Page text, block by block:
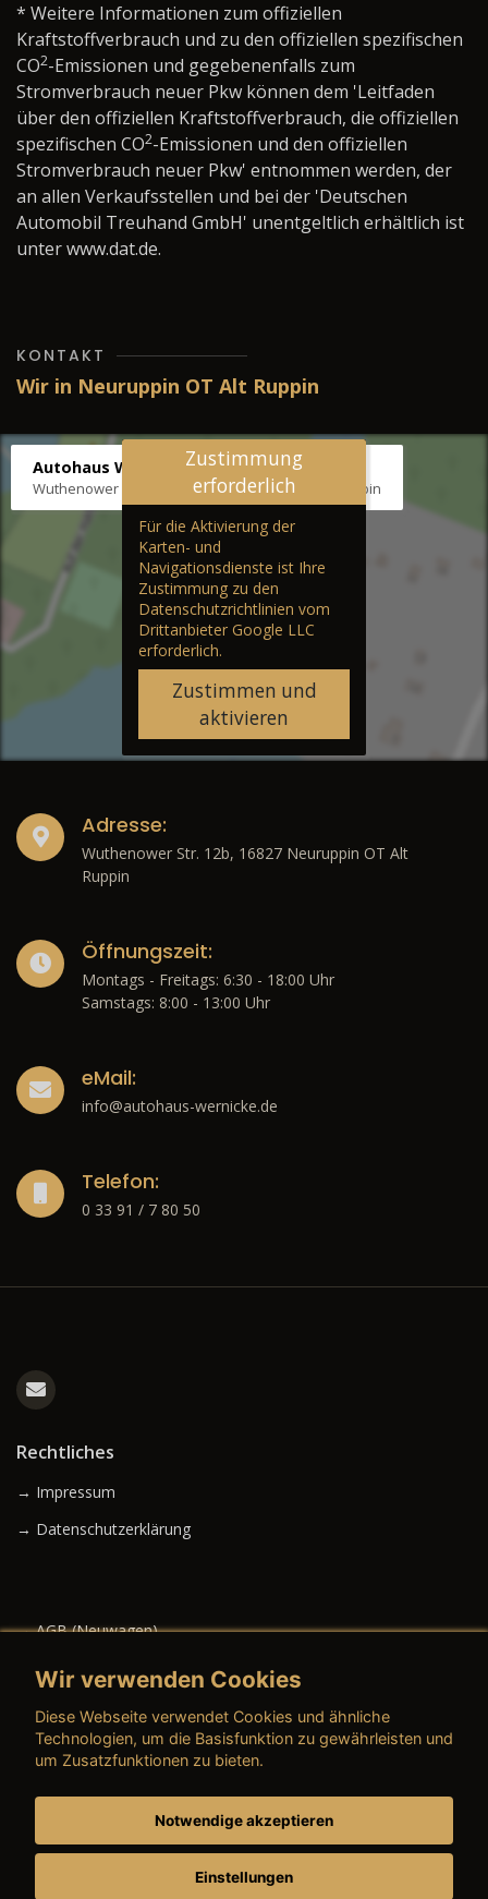
* Weitere Informationen zum offiziellen
Kraftstoffverbrauch und zu den offiziellen spezifischen
CO2-Emissionen und gegebenenfalls zum
Stromverbrauch neuer Pkw können dem 'Leitfaden
über den offiziellen Kraftstoffverbrauch, die offiziellen
spezifischen CO2-Emissionen und den offiziellen
Stromverbrauch neuer Pkw' entnommen werden, der
an allen Verkaufsstellen und bei der 'Deutschen
Automobil Treuhand GmbH' unentgeltlich erhältlich ist
unter www.dat.de.
KONTAKT
Wir in Neuruppin OT Alt Ruppin
Autohaus Wernicke
Wuthenower Str. 12b, 16827 Neuruppin OT Alt Ruppin
Zustimmung
erforderlich
Für die Aktivierung der
Karten- und
Navigationsdienste ist Ihre
Zustimmung zu den
Datenschutzrichtlinien vom
Drittanbieter Google LLC
erforderlich.
Zustimmen und
aktivieren
Adresse:
Wuthenower Str. 12b, 16827 Neuruppin OT Alt
Ruppin
Öffnungszeit:
Montags - Freitags: 6:30 - 18:00 Uhr
Samstags: 8:00 - 13:00 Uhr
eMail:
info@autohaus-wernicke.de
Telefon:
0 33 91 / 7 80 50
Rechtliches
→ Impressum
→ Datenschutzerklärung
→ AGB (Neuwagen)
→ AGB (Gebrauchtwagen)
→ AGB (Teile & Zubehör)
→ AGB (Dienstleistungen)
→ Preisschild
Wir verwenden Cookies
Diese Webseite verwendet Cookies und ähnliche
Technologien, um die Basisfunktion zu gewährleisten und
um Zusatzfunktionen zu bieten.
Notwendige akzeptieren
Einstellungen